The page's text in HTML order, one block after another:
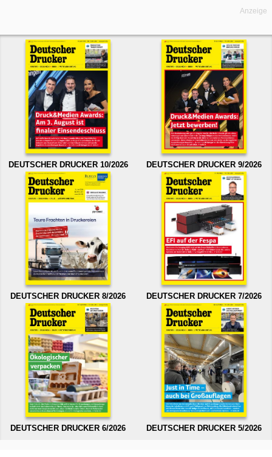
Anzeige
DEUTSCHER DRUCKER 10/2026 DEUTSCHER DRUCKER 9/2026
DEUTSCHER DRUCKER 8/2026 DEUTSCHER DRUCKER 7/2026
DEUTSCHER DRUCKER 6/2026 DEUTSCHER DRUCKER 5/2026